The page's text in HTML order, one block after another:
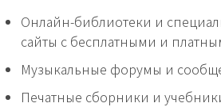
Онлайн-библиотеки и
сайты с бесплатными и
Музыкальные форумы и
Печатные сборники и